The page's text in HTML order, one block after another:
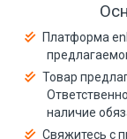
Платформа
Товар
наличие
Свяжитесь с